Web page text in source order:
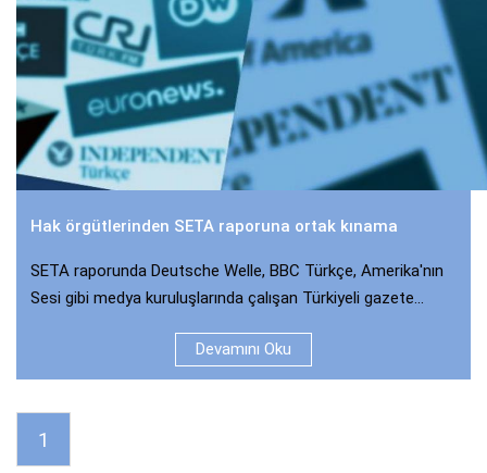
Hak örgütlerinden SETA raporuna ortak kınama
SETA raporunda Deutsche Welle, BBC Türkçe, Amerika'nın
Sesi gibi medya kuruluşlarında çalışan Türkiyeli gazete...
Devamını Oku
1